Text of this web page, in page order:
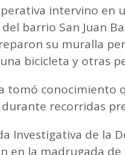
intervino en
barrio San Juan
su muralla
bicicleta y otras
tomó conocimiento
recorridas
Investigativa de la
en la madrugada